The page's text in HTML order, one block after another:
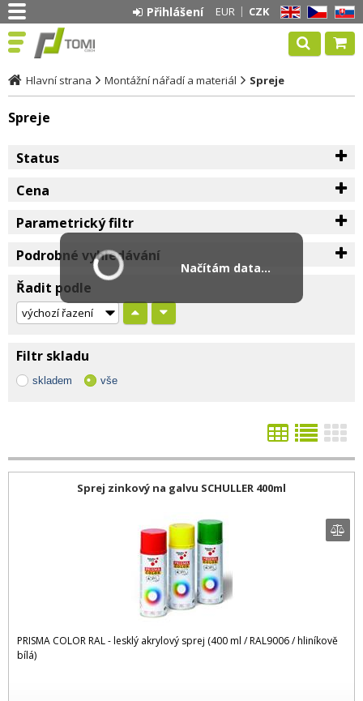
EN CZ SK
EUR CZK
Přihlášení
Hlavní strana Montážní nářadí a materiál Spreje
Spreje
Status
Cena
Parametrický filtr
Podrobné vyhledávání
Řadit podle
Filtr skladu
skladem vše
Sprej zinkový na galvu SCHULLER 400ml
PRISMA COLOR RAL - lesklý akrylový sprej (400 ml / RAL9006 / hliníkově
bílá)
Načítám data...